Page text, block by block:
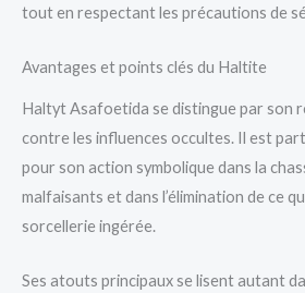
tout en respectant les précautions de
Avantages et points clés du Haltite
Haltyt Asafoetida se distingue par son
contre les influences occultes. Il est
pour son action symbolique dans la
malfaisants et dans l’élimination de ce
sorcellerie ingérée.
Ses atouts principaux se lisent autant